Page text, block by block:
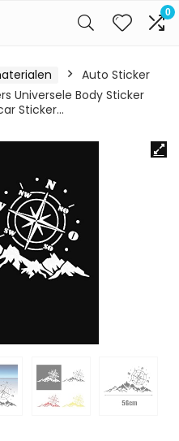
0
Auto Sticker
Universele Body Sticker
Sticker…